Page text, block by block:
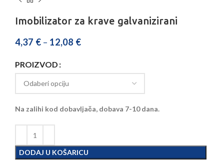
Imobilizator za krave galvanizirani
4,37 € – 12,08 €
PROIZVOD
Na zalihi kod dobavljača, dobava 7-10 dana.
DODAJ U KOŠARICU